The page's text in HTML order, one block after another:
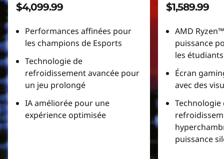
$4,099.99
Performances affinées pour
les champions de Esports
Technologie de
refroidissement avancée pour
un jeu prolongé
IA améliorée pour une
expérience optimisée
$1,589.99
AMD
puissance
les étudiants
Écran
avec des
Technologie
puissance